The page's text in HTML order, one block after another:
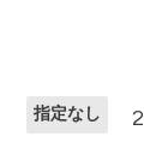
指定なし